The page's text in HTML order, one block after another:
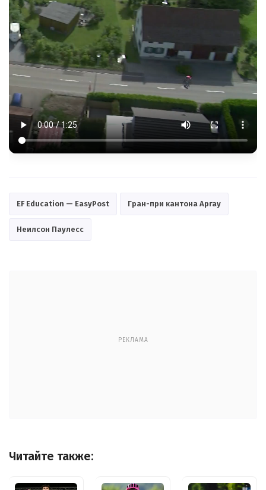
EF Education — EasyPost Гран-при кантона Аргау
Неилсон Паулесс
РЕКЛАМА
Читайте также: